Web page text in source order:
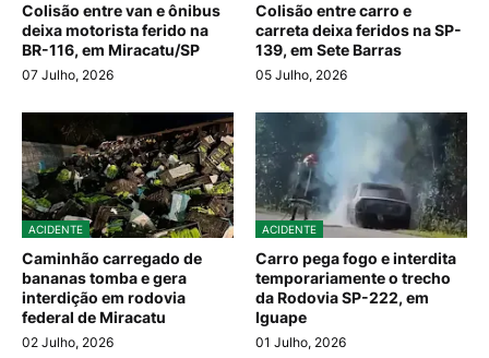
Colisão entre van e ônibus
deixa motorista ferido na
BR-116, em Miracatu/SP
07 Julho, 2026
Colisão entre carro e
carreta deixa feridos na SP-
139, em Sete Barras
05 Julho, 2026
ACIDENTE
Caminhão carregado de
bananas tomba e gera
interdição em rodovia
federal de Miracatu
02 Julho, 2026
ACIDENTE
Carro pega fogo e interdita
temporariamente o trecho
da Rodovia SP-222, em
Iguape
01 Julho, 2026